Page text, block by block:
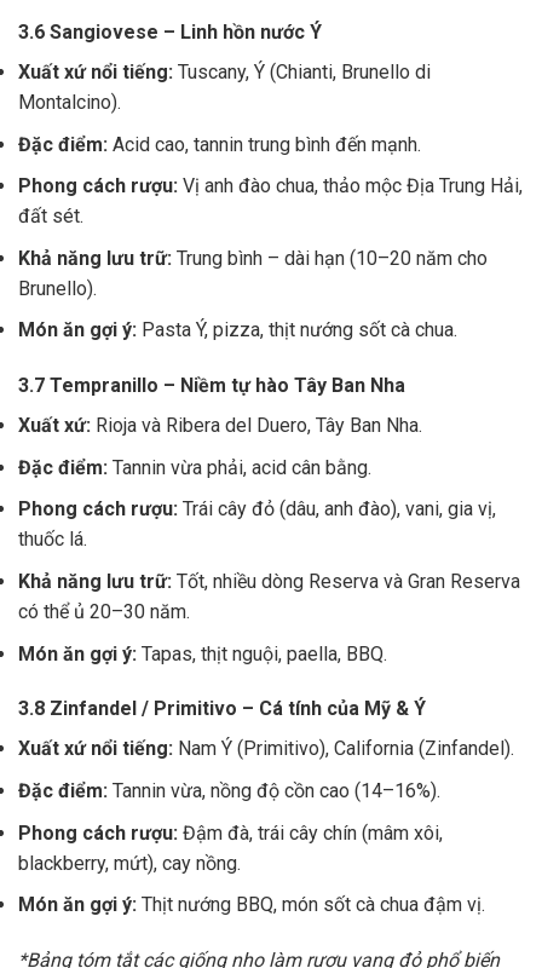
3.6 Sangiovese – Linh hồn nước Ý
Xuất xứ nổi tiếng: Tuscany, Ý (Chianti, Brunello di
Montalcino).
Đặc điểm: Acid cao, tannin trung bình đến mạnh.
Phong cách rượu: Vị anh đào chua, thảo mộc Địa Trung Hải,
đất sét.
Khả năng lưu trữ: Trung bình – dài hạn (10–20 năm cho
Brunello).
Món ăn gợi ý: Pasta Ý, pizza, thịt nướng sốt cà chua.
3.7 Tempranillo – Niềm tự hào Tây Ban Nha
Xuất xứ: Rioja và Ribera del Duero, Tây Ban Nha.
Đặc điểm: Tannin vừa phải, acid cân bằng.
Phong cách rượu: Trái cây đỏ (dâu, anh đào), vani, gia vị,
thuốc lá.
Khả năng lưu trữ: Tốt, nhiều dòng Reserva và Gran Reserva
có thể ủ 20–30 năm.
Món ăn gợi ý: Tapas, thịt nguội, paella, BBQ.
3.8 Zinfandel / Primitivo – Cá tính của Mỹ & Ý
Xuất xứ nổi tiếng: Nam Ý (Primitivo), California (Zinfandel).
Đặc điểm: Tannin vừa, nồng độ cồn cao (14–16%).
Phong cách rượu: Đậm đà, trái cây chín (mâm xôi,
blackberry, mứt), cay nồng.
Món ăn gợi ý: Thịt nướng BBQ, món sốt cà chua đậm vị.
*Bảng tóm tắt các giống nho làm rượu vang đỏ phổ biến